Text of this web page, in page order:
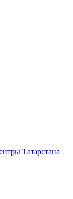
Татарстана